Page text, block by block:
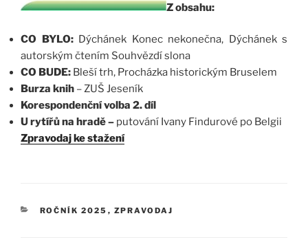
Z obsahu:
CO BYLO: Dýchánek Konec nekonečna, Dýchánek s
autorským čtením Souhvězdí slona
CO BUDE: Bleší trh, Procházka historickým Bruselem
Burza knih – ZUŠ Jeseník
Korespondenční vo lba 2. díl
U rytířů na hradě – putování Ivany Findurové po Belgii
Zpravodaj ke stažení
RUBRIKY
ROČNÍK 2025 , ZPRAVODAJ